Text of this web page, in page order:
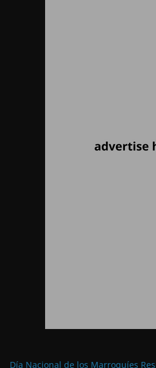
Día Nacional de los Marroquíes